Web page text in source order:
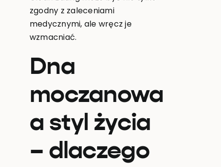
zgodny z zaleceniami
medycznymi, ale wręcz je
wzmacniać.
Dna
moczanowa
a styl życia
– dlaczego